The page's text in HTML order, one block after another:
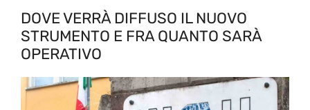
DOVE VERRÀ DIFFUSO IL NUOVO
STRUMENTO E FRA QUANTO SARÀ
OPERATIVO